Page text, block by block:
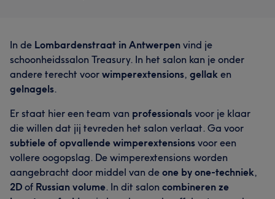
In de Lombardenstraat in Antwerpen vind je
schoonheidssalon Treasury. In het salon kan je onder
andere terecht voor wimperextensions, gellak en
gelnagels.
Er staat hier een team van professionals voor je klaar
die willen dat jij tevreden het salon verlaat. Ga voor
subtiele of opvallende wimperextensions voor een
vollere oogopslag. De wimperextensions worden
aangebracht door middel van de one by one-techniek,
2D of Russian volume. In dit salon combineren ze